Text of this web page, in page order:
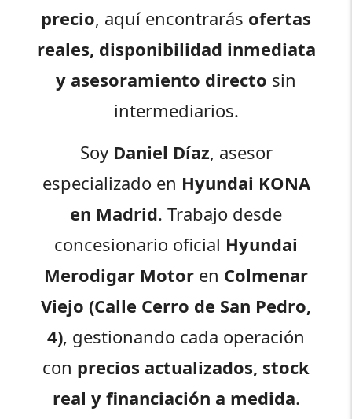
precio, aquí encontrarás ofertas
reales, disponibilidad inmediata
y asesoramiento directo sin
intermediarios.
Soy Daniel Díaz, asesor
especializado en Hyundai KONA
en Madrid. Trabajo desde
concesionario oficial Hyundai
Merodigar Motor en Colmenar
Viejo (Calle Cerro de San Pedro,
4), gestionando cada operación
con precios actualizados, stock
real y financiación a medida.